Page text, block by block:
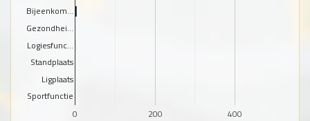
0 200 400
Bijeenkom…
Gezondhei…
Logiesfunc…
Standplaats
Ligplaats
Sportfunctie